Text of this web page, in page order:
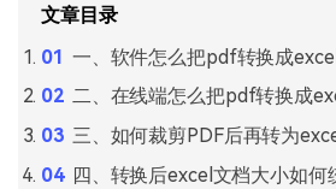
PDF文件创建
文章目录
一、软件怎么把pdf转换成
二、在线端怎么把pdf转换成
三、如何裁剪PDF后再转为
四、转换后excel文档大小如何